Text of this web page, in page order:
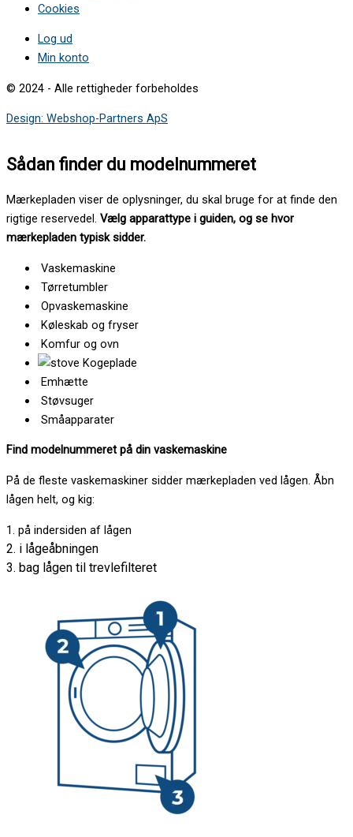
Cookies
Log ud
Min konto
© 2024 - Alle rettigheder forbeholdes
Design: Webshop-Partners ApS
Sådan finder du modelnummeret
Mærkepladen viser de oplysninger, du skal bruge for at finde den
rigtige reservedel. Vælg apparattype i guiden, og se hvor
mærkepladen typisk sidder.
Vaskemaskine
Tørretumbler
Opvaskemaskine
Køleskab og fryser
Komfur og ovn
Kogeplade
Emhætte
Støvsuger
Småapparater
Find modelnummeret på din vaskemaskine
På de fleste vaskemaskiner sidder mærkepladen ved lågen. Åbn
lågen helt, og kig:
1. på indersiden af lågen
2. i lågeåbningen
3. bag lågen til trevlefilteret